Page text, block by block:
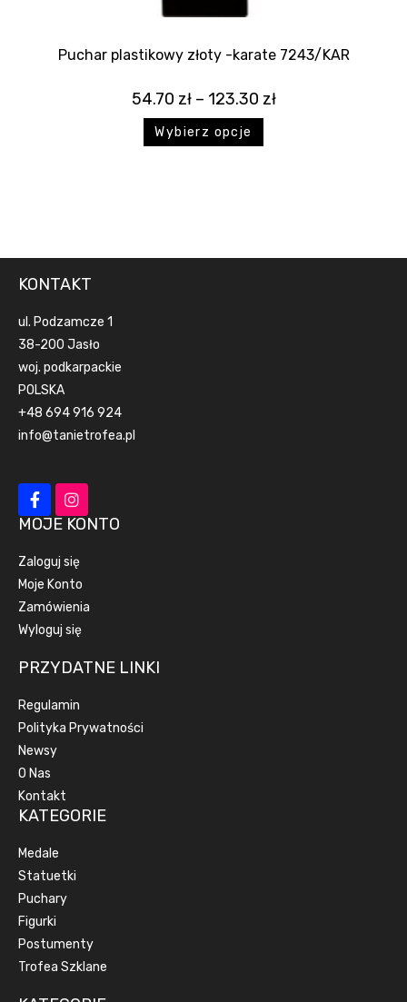
Puchar plastikowy złoty -karate 7243/KAR
54.70 zł – 123.30 zł
Wybierz opcje
KONTAKT
ul. Podzamcze 1
38-200 Jasło
woj. podkarpackie
POLSKA
+48 694 916 924
info@tanietrofea.pl
MOJE KONTO
Zaloguj się
Moje Konto
Zamówienia
Wyloguj się
PRZYDATNE LINKI
Regulamin
Polityka Prywatności
Newsy
O Nas
Kontakt
KATEGORIE
Medale
Statuetki
Puchary
Figurki
Postumenty
Trofea Szklane